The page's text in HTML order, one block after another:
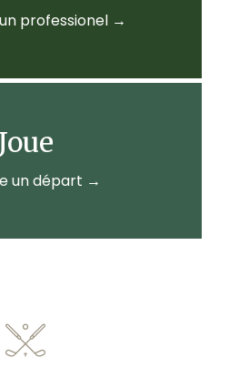
professionel →
Joue
un départ →